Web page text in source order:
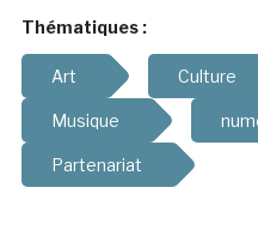
Thématiques :
Art Culture
Musique
Partenariat